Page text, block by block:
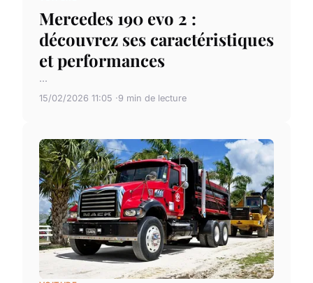
Mercedes 190 evo 2 :
découvrez ses caractéristiques
et performances
...
15/02/2026 11:05 9 min de lecture